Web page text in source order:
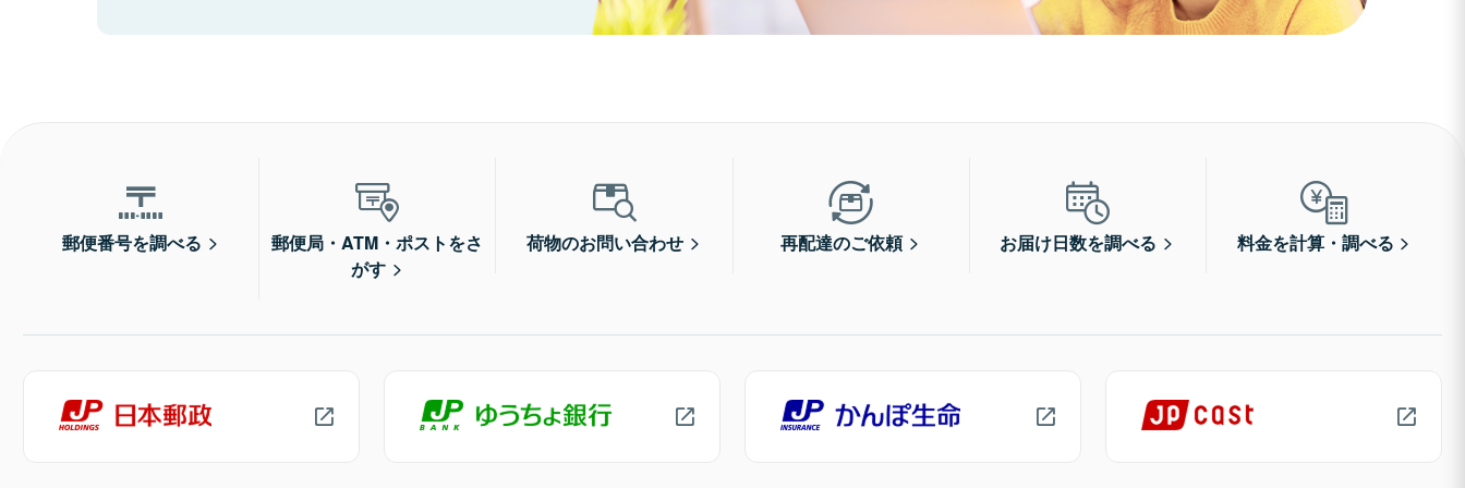
郵便番号を調べる
郵便局・ATM・ポストをさ
がす
荷物のお問い合わせ 再配達のご依頼 お届け日数を調べる 料金を計算・調べる